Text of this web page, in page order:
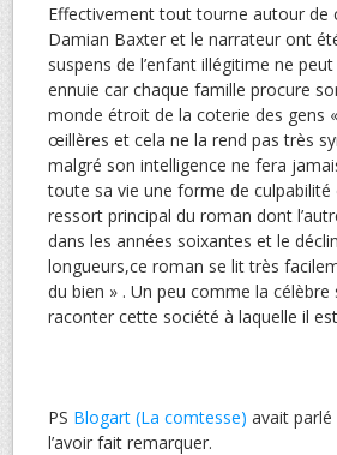
Effectivement tout tourne autour de
Damian Baxter et le narrateur ont
suspens de l’enfant illégitime ne
ennuie car chaque famille procure
monde étroit de la coterie des gens
œillères et cela ne la rend pas très
malgré son intelligence ne fera
toute sa vie une forme de culpabilité
ressort principal du roman dont
dans les années soixantes et le
longueurs,ce roman se lit très
du bien » . Un peu comme la
raconter cette société à laquelle il
PS Blogart (La comtesse) avait
l’avoir fait remarquer.